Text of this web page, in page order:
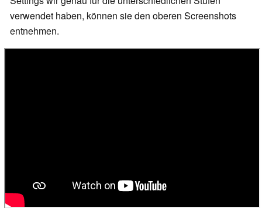
verwendet haben, können sie den oberen Screenshots
entnehmen.